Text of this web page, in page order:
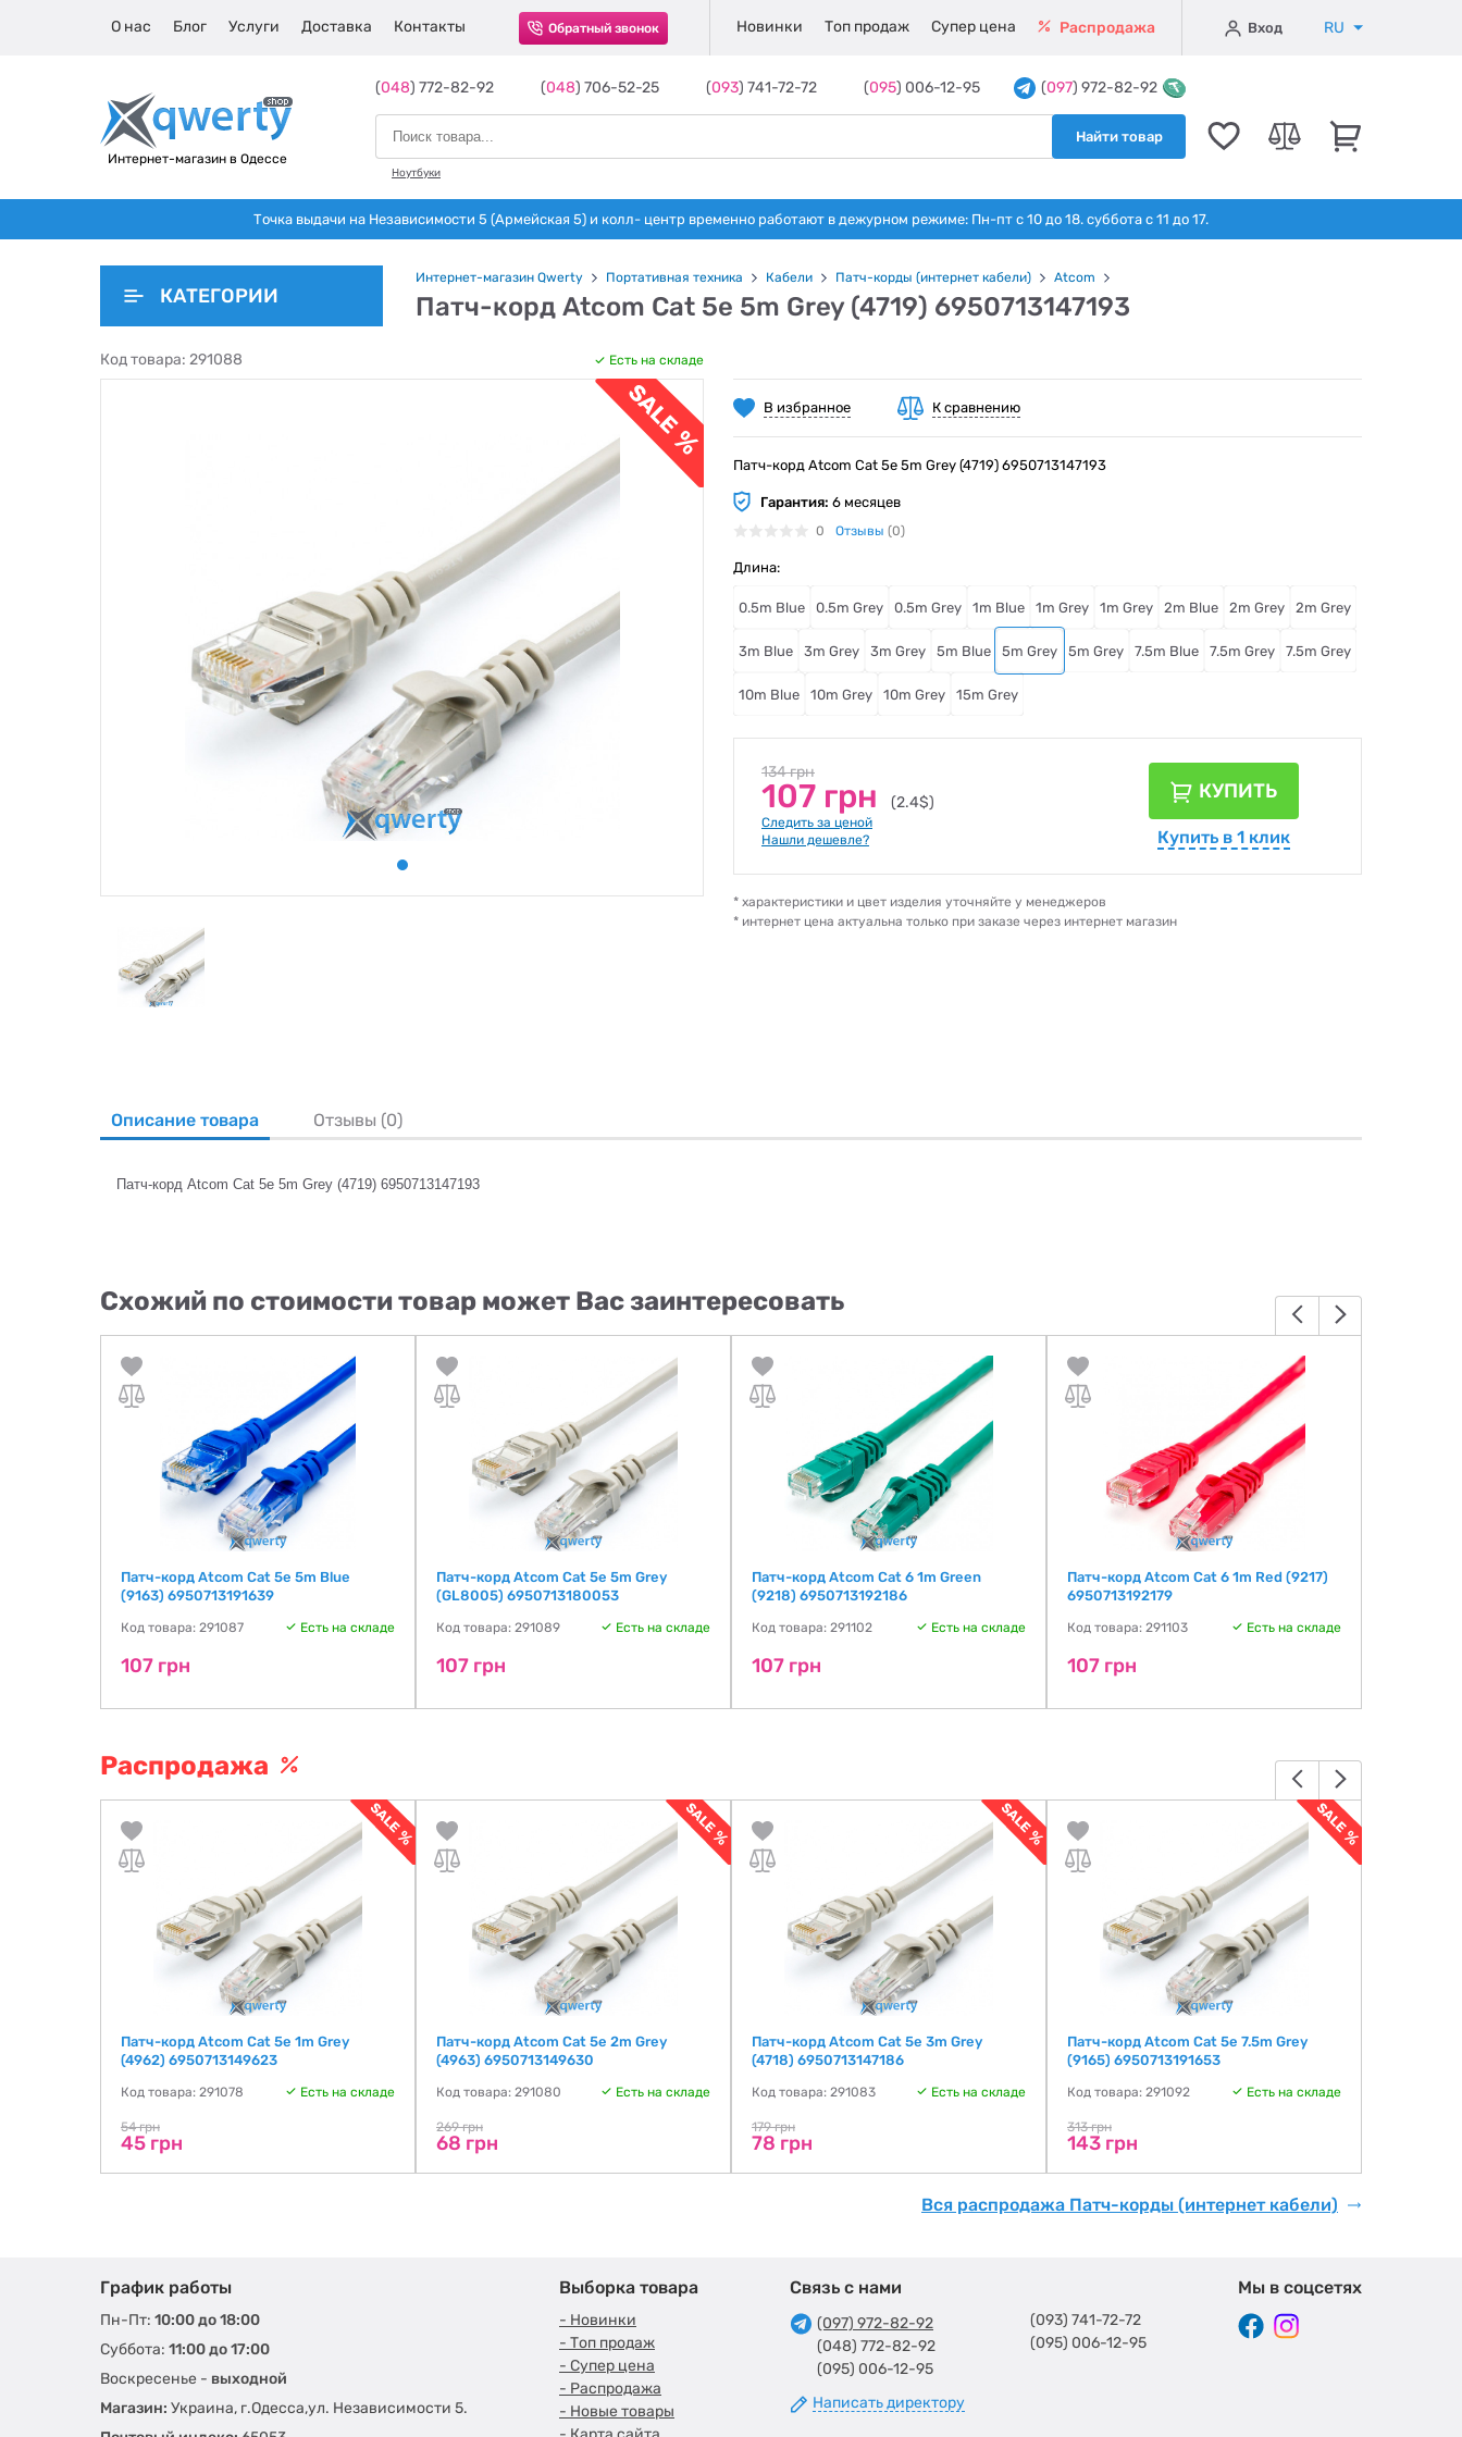
О нас Блог Услуги Доставка Контакты Обратный звонок Новинки Топ продаж Супер цена Распродажа Вход RU
Интернет-магазин в Одессе
(048) 772-82-92 (048) 706-52-25 (093) 741-72-72 (095) 006-12-95 (097) 972-82-92
Найти товар
Ноутбуки
Точка выдачи на Независимости 5 (Армейская 5) и колл- центр временно работают в дежурном режиме: Пн-пт с 10 до 18. суббота с 11 до 17.
КАТЕГОРИИ
Интернет-магазин Qwerty Портативная техника Кабели Патч-корды (интернет кабели) Atcom
Патч-корд Atcom Cat 5e 5m Grey (4719) 6950713147193
Код товара: 291088 Есть на складе
В избранное К сравнению
Патч-корд Atcom Cat 5e 5m Grey (4719) 6950713147193
Гарантия: 6 месяцев
0 Отзывы (0)
Длина:
0.5m Blue 0.5m Grey 0.5m Grey 1m Blue 1m Grey 1m Grey 2m Blue 2m Grey 2m Grey
3m Blue 3m Grey 3m Grey 5m Blue 5m Grey 5m Grey 7.5m Blue 7.5m Grey 7.5m Grey
10m Blue 10m Grey 10m Grey 15m Grey
134 грн
107 грн (2.4$)
Следить за ценой
Нашли дешевле?
КУПИТЬ
Купить в 1 клик
* характеристики и цвет изделия уточняйте у менеджеров
* интернет цена актуальна только при заказе через интернет магазин
Описание товара Отзывы (0)
Патч-корд Atcom Cat 5e 5m Grey (4719) 6950713147193
Схожий по стоимости товар может Вас заинтересовать
Патч-корд Atcom Cat 5e 5m Blue
(9163) 6950713191639
Код товара: 291087 Есть на складе
107 грн
Патч-корд Atcom Cat 5e 5m Grey
(GL8005) 6950713180053
Код товара: 291089 Есть на складе
107 грн
Патч-корд Atcom Cat 6 1m Green
(9218) 6950713192186
Код товара: 291102 Есть на складе
107 грн
Патч-корд Atcom Cat 6 1m Red (9217)
6950713192179
Код товара: 291103 Есть на складе
107 грн
Распродажа
Патч-корд Atcom Cat 5e 1m Grey
(4962) 6950713149623
Код товара: 291078 Есть на складе
54 грн
45 грн
Патч-корд Atcom Cat 5e 2m Grey
(4963) 6950713149630
Код товара: 291080 Есть на складе
269 грн
68 грн
Патч-корд Atcom Cat 5e 3m Grey
(4718) 6950713147186
Код товара: 291083 Есть на складе
179 грн
78 грн
Патч-корд Atcom Cat 5e 7.5m Grey
(9165) 6950713191653
Код товара: 291092 Есть на складе
313 грн
143 грн
Вся распродажа Патч-корды (интернет кабели)
График работы
Пн-Пт: 10:00 до 18:00
Суббота: 11:00 до 17:00
Воскресенье - выходной
Магазин: Украина, г.Одесса,ул. Независимости 5.
Выборка товара
- Новинки
- Топ продаж
- Супер цена
- Распродажа
- Новые товары
Связь с нами
(097) 972-82-92
(048) 772-82-92
(095) 006-12-95
Написать директору
(093) 741-72-72
(095) 006-12-95
Мы в соцсетях